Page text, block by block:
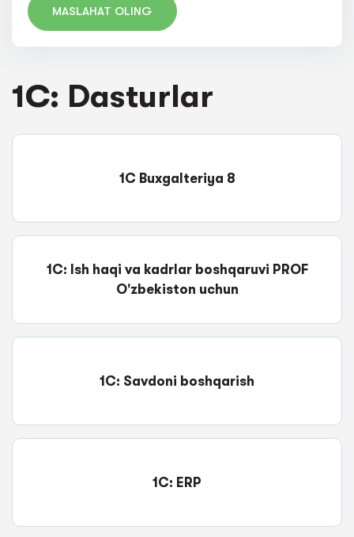
MASLAHAT OLING
1C: Dasturlar
1C Buxgalteriya 8
1C: Ish haqi va kadrlar boshqaruvi PROF
O'zbekiston uchun
1C: Savdoni boshqarish
1C: ERP